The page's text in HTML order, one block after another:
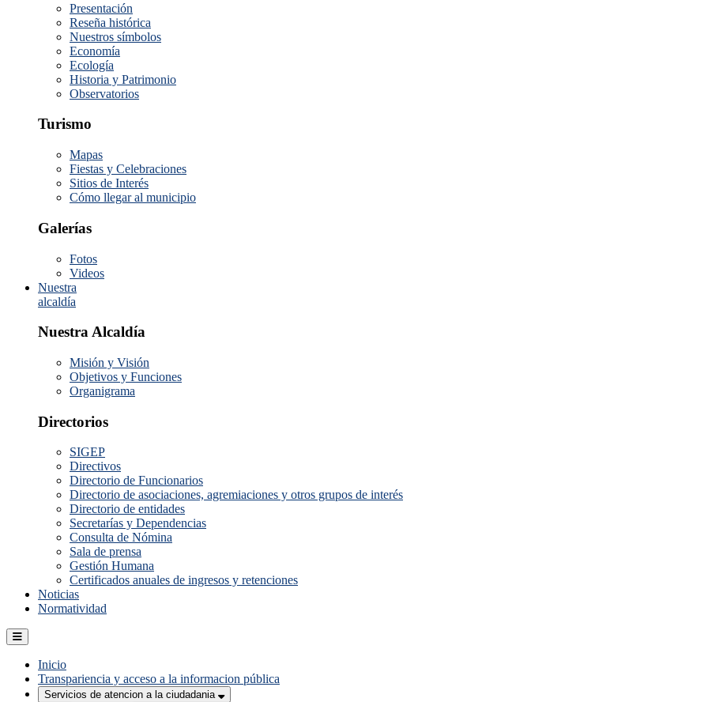
Presentación
Reseña histórica
Nuestros símbolos
Economía
Ecología
Historia y Patrimonio
Observatorios
Turismo
Mapas
Fiestas y Celebraciones
Sitios de Interés
Cómo llegar al municipio
Galerías
Fotos
Videos
Nuestra
alcaldía
Nuestra Alcaldía
Misión y Visión
Objetivos y Funciones
Organigrama
Directorios
SIGEP
Directivos
Directorio de Funcionarios
Directorio de asociaciones, agremiaciones y otros grupos de interés
Directorio de entidades
Secretarías y Dependencias
Consulta de Nómina
Sala de prensa
Gestión Humana
Certificados anuales de ingresos y retenciones
Noticias
Normatividad
Inicio
Transpariencia y acceso a la informacion pública
Servicios de atencion a la ciudadania